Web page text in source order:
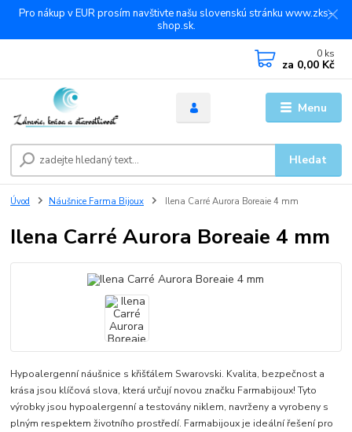
Pro nákup v EUR prosím navštivte našu slovenskú stránku www.zks-
shop.sk.
Menu
Hledat
0 ks
za 0,00 Kč
Úvod Náušnice Farma Bijoux Ilena Carré Aurora Boreaie 4 mm
Ilena Carré Aurora Boreaie 4 mm
Hypoalergenní náušnice s křišťálem Swarovski. Kvalita, bezpečnost a
krása jsou klíčová slova, která určují novou značku Farmabijoux! Tyto
výrobky jsou hypoalergenní a testovány niklem, navrženy a vyrobeny s
plným respektem životního prostředí. Farmabijoux je ideální řešení pro